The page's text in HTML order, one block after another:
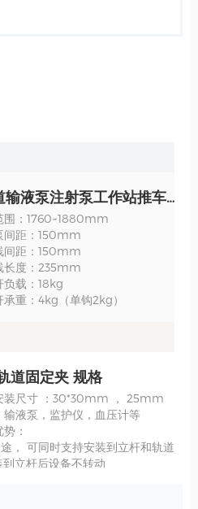
多通道输液泵注射泵工作站推车 规格
围：1760~1880mm
间距：150mm
间距：150mm
长度：235mm
负载：18kg
承重：4kg（单钩2kg）
道固定夹 规格
装尺寸 ：30*30mm ， 25mm
输液泵，监护仪，血压计等
：
， 可同时支持安装到立杆和轨道
立杆后设备不转动